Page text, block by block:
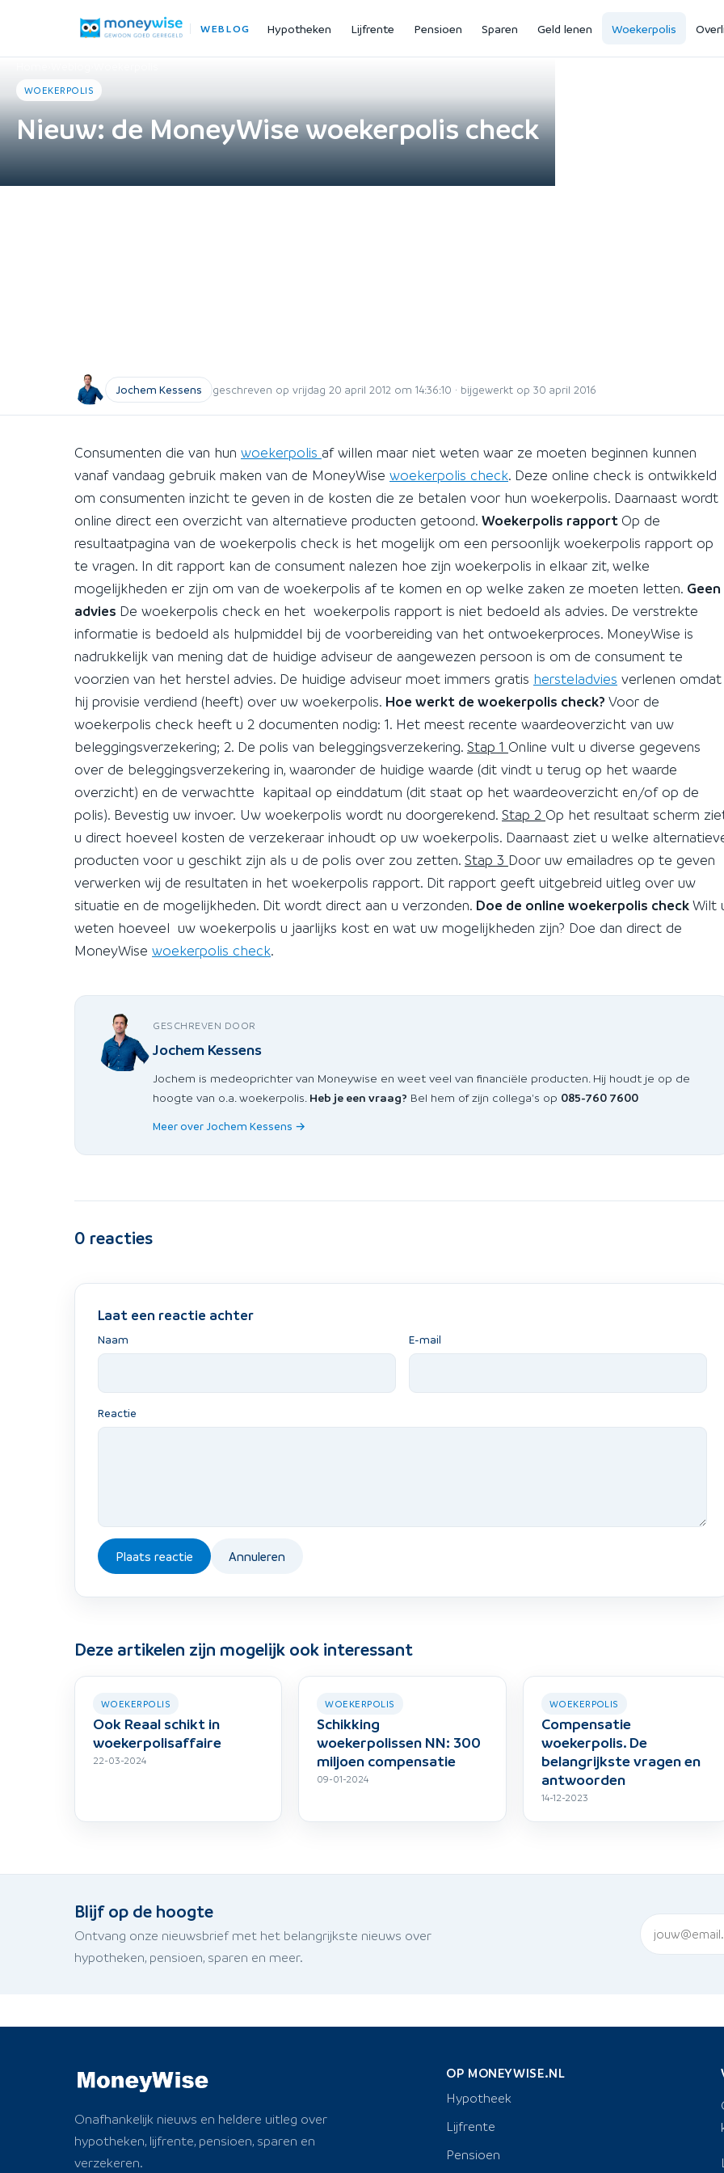
WEBLOG Hypotheken Lijfrente Pensioen Sparen Geld lenen Woekerpolis
WOEKERPOLIS
Nieuw: de MoneyWise woekerpolis check
Jochem Kessens geschreven op vrijdag 20 april 2012 om 14:36:10 · bijgewerkt op 30 april 2016
Consumenten die van hun woekerpolis af willen maar niet weten waar ze moeten beginnen kunnen
vanaf vandaag gebruik maken van de MoneyWise woekerpolis check. Deze online check is ontwikkeld
om consumenten inzicht te geven in de kosten die ze betalen voor hun woekerpolis. Daarnaast wordt
online direct een overzicht van alternatieve producten getoond. Woekerpolis rapport Op de
resultaatpagina van de woekerpolis check is het mogelijk om een persoonlijk woekerpolis rapport op
te vragen. In dit rapport kan de consument nalezen hoe zijn woekerpolis in elkaar zit, welke
mogelijkheden er zijn om van de woekerpolis af te komen en op welke zaken ze moeten letten. Geen
advies De woekerpolis check en het woekerpolis rapport is niet bedoeld als advies. De verstrekte
informatie is bedoeld als hulpmiddel bij de voorbereiding van het ontwoekerproces. MoneyWise is
nadrukkelijk van mening dat de huidige adviseur de aangewezen persoon is om de consument te
voorzien van het herstel advies. De huidige adviseur moet immers gratis hersteladvies verlenen omdat
hij provisie verdiend (heeft) over uw woekerpolis. Hoe werkt de woekerpolis check? Voor de
woekerpolis check heeft u 2 documenten nodig: 1. Het meest recente waardeoverzicht van uw
beleggingsverzekering; 2. De polis van beleggingsverzekering. Stap 1 Online vult u diverse gegevens
over de beleggingsverzekering in, waaronder de huidige waarde (dit vindt u terug op het waarde
overzicht) en de verwachtte kapitaal op einddatum (dit staat op het waardeoverzicht en/of op de
polis). Bevestig uw invoer. Uw woekerpolis wordt nu doorgerekend. Stap 2 Op het resultaat scherm
u direct hoeveel kosten de verzekeraar inhoudt op uw woekerpolis. Daarnaast ziet u welke
producten voor u geschikt zijn als u de polis over zou zetten. Stap 3 Door uw emailadres op te geven
verwerken wij de resultaten in het woekerpolis rapport. Dit rapport geeft uitgebreid uitleg over uw
situatie en de mogelijkheden. Dit wordt direct aan u verzonden. Doe de online woekerpolis checkWilt
weten hoeveel uw woekerpolis u jaarlijks kost en wat uw mogelijkheden zijn? Doe dan direct de
MoneyWise woekerpolis check.
GESCHREVEN DOOR
Jochem Kessens
Jochem is medeoprichter van Moneywise en weet veel van financiële producten. Hij houdt je op de
hoogte van o.a. woekerpolis. Heb je een vraag? Bel hem of zijn collega's op 085-760 7600
Meer over Jochem Kessens →
0 reacties
Laat een reactie achter
Naam E-mail
Reactie
Plaats reactie Annuleren
Deze artikelen zijn mogelijk ook interessant
WOEKERPOLIS
Ook Reaal schikt in
woekerpolisaffaire
22-03-2024
WOEKERPOLIS
Schikking
woekerpolissen NN: 300
miljoen compensatie
09-01-2024
WOEKERPOLIS
Compensatie
woekerpolis. De
belangrijkste vragen en
antwoorden
14-12-2023
Blijf op de hoogte
Ontvang onze nieuwsbrief met het belangrijkste nieuws over
hypotheken, pensioen, sparen en meer.
Onafhankelijk nieuws en heldere uitleg over
hypotheken, lijfrente, pensioen, sparen en
verzekeren.
OP MONEYWISE.NL
Hypotheek
Lijfrente
Pensioen